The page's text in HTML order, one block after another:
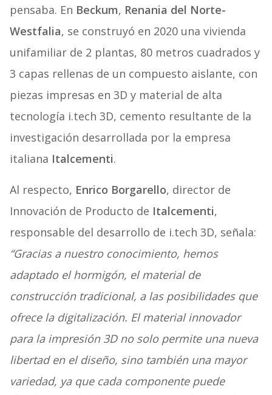
pensaba. En Beckum, Renania del Norte-
Westfalia, se construyó en 2020 una vivienda
unifamiliar de 2 plantas, 80 metros cuadrados y
3 capas rellenas de un compuesto aislante, con
piezas impresas en 3D y material de alta
tecnología i.tech 3D, cemento resultante de la
investigación desarrollada por la empresa
italiana Italcementi.
Al respecto, Enrico Borgarello, director de
Innovación de Producto de Italcementi,
responsable del desarrollo de i.tech 3D, señala:
“Gracias a nuestro conocimiento, hemos
adaptado el hormigón, el material de
construcción tradicional, a las posibilidades que
ofrece la digitalización. El material innovador
para la impresión 3D no solo permite una nueva
libertad en el diseño, sino también una mayor
variedad, ya que cada componente puede